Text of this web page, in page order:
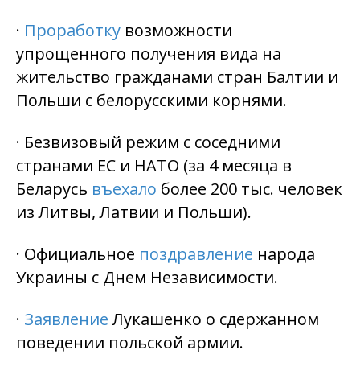
· Проработку возможности
упрощенного получения вида на
жительство гражданами стран Балтии и
Польши с белорусскими корнями.
· Безвизовый режим с соседними
странами ЕС и НАТО (за 4 месяца в
Беларусь въехало более 200 тыс. человек
из Литвы, Латвии и Польши).
· Официальное поздравление народа
Украины с Днем Независимости.
· ЗаявлениеЛукашенко о сдержанном
поведении польской армии.